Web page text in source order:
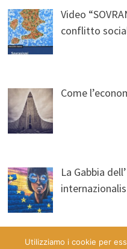
Video
conflitto
Come
La Gabbia
Utilizziamo i cookie per